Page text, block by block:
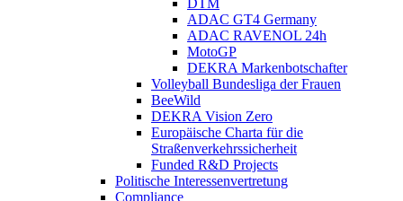
ADAC GT4 Germany
ADAC RAVENOL 24h
MotoGP
DEKRA Markenbotschafter
Volleyball Bundesliga der Frauen
BeeWild
DEKRA Vision Zero
Europäische Charta für die
Straßenverkehrssicherheit
Funded R&D Projects
Politische Interessenvertretung
Compliance